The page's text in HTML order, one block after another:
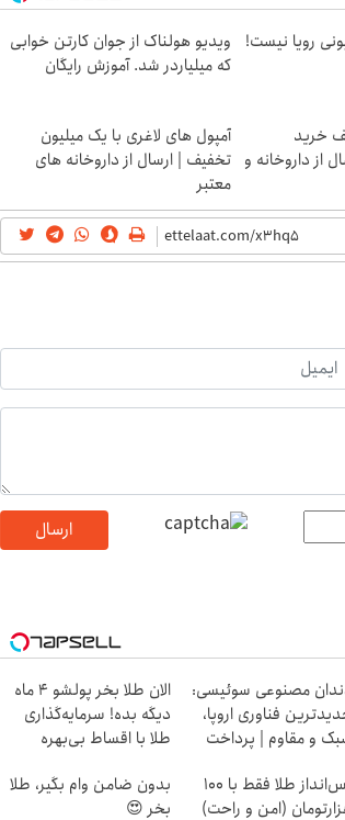
800 میلیونی رویا نیست!
ویدیو هولناک از جوان کارتن خوابی
که میلیاردر شد. آموزش رایگان
خرید
از داروخانه و
آمپول های لاغری با یک میلیون
تخفیف | ارسال از داروخانه های
معتبر
ارسال
مصنوعی سوئیسی:
فناوری اروپا،
و مقاوم | پرداخت
الان طلا بخر پولشو 4 ماه
دیگه بده! سرمایه‌گذاری
طلا با اقساط بی‌بهره
پس‌انداز طلا فقط با ۱۰۰
(امن و راحت)
بدون ضامن وام بگیر، طلا
بخر 😍